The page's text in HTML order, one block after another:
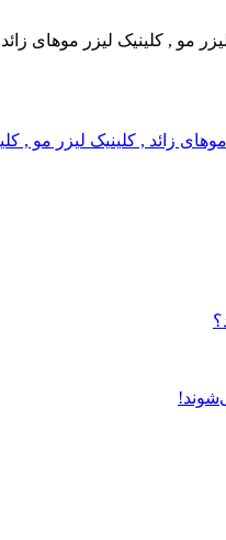
مو , کلینیک لیزر موهای
زائد , کلینیک لیزر مو